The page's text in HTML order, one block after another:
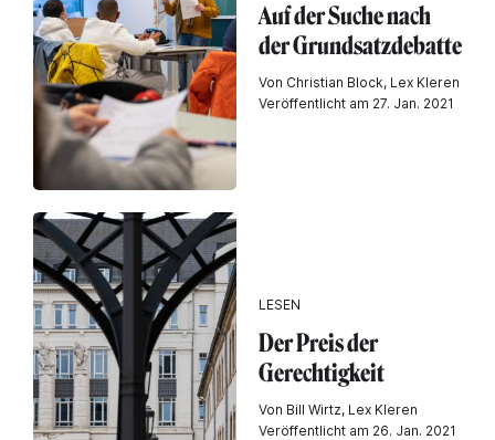
Auf der Suche nach
der Grundsatzdebatte
Von Christian Block, Lex Kleren
Veröffentlicht am 27. Jan. 2021
LESEN
Der Preis der
Gerechtigkeit
Von Bill Wirtz, Lex Kleren
Veröffentlicht am 26. Jan. 2021